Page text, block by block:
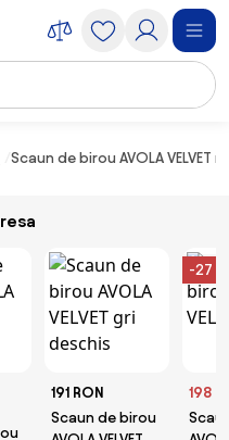
Scaun de birou AVOLA VELVET
191 RON
Scaun de birou
-27 %
198